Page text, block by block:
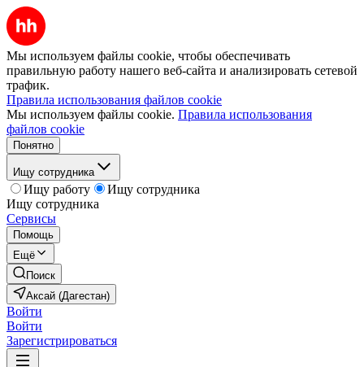
Мы используем файлы cookie, чтобы обеспечивать
правильную работу нашего веб-сайта и анализировать сетевой
трафик.
Правила использования файлов cookie
Мы используем файлы cookie. Правила использования
файлов cookie
Понятно
Ищу сотрудника
Ищу работу
Ищу сотрудника
Ищу сотрудника
Сервисы
Помощь
Ещё
Поиск
Аксай (Дагестан)
Войти
Войти
Зарегистрироваться